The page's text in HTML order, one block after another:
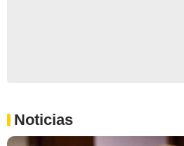
Noticias